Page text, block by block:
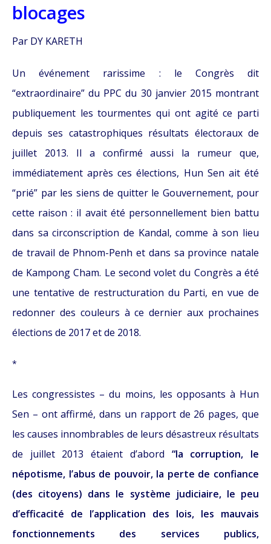
blocages
Par DY KARETH
Un événement rarissime : le Congrès dit
“extraordinaire” du PPC du 30 janvier 2015 montrant
publiquement les tourmentes qui ont agité ce parti
depuis ses catastrophiques résultats électoraux de
juillet 2013. Il a confirmé aussi la rumeur que,
immédiatement après ces élections, Hun Sen ait été
“prié” par les siens de quitter le Gouvernement, pour
cette raison : il avait été personnellement bien battu
dans sa circonscription de Kandal, comme à son lieu
de travail de Phnom-Penh et dans sa province natale
de Kampong Cham. Le second volet du Congrès a été
une tentative de restructuration du Parti, en vue de
redonner des couleurs à ce dernier aux prochaines
élections de 2017 et de 2018.
*
Les congressistes – du moins, les opposants à Hun
Sen – ont affirmé, dans un rapport de 26 pages, que
les causes innombrables de leurs désastreux résultats
de juillet 2013 étaient d’abord “la corruption, le
népotisme, l’abus de pouvoir, la perte de confiance
(des citoyens) dans le système judiciaire, le peu
d’efficacité de l’application des lois, les mauvais
fonctionnements des services publics,